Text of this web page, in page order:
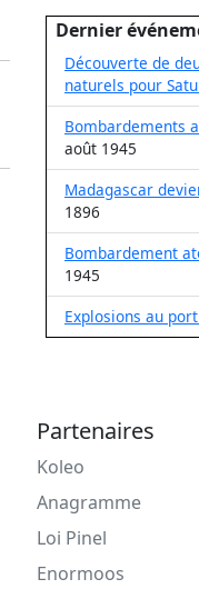
Dernier
Découverte de
naturels pour
Bombardements
août 1945
Madagascar
1896
Bombardement
1945
Explosions au
Partenaires
Koleo
Anagramme
Loi Pinel
Enormoos